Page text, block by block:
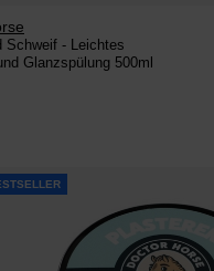
Schweif - Leichtes
Glanzspülung 500ml